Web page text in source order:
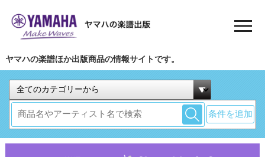
ヤマハの楽譜ほか出版商品の情報サイトです。
条件を追加